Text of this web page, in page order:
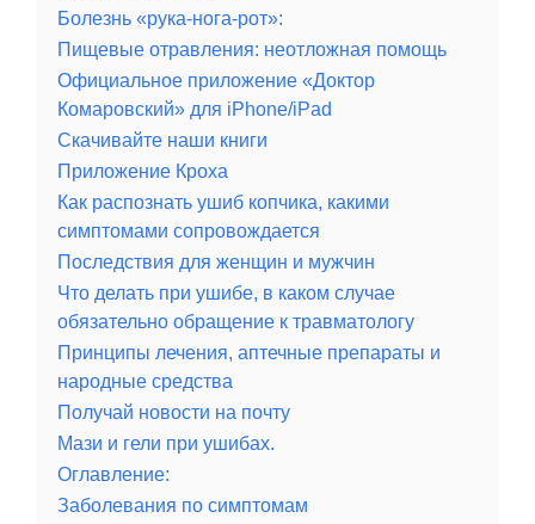
Болезнь «рука-нога-рот»:
Пищевые отравления: неотложная помощь
Официальное приложение «Доктор
Комаровский» для iPhone/iPad
Скачивайте наши книги
Приложение Кроха
Как распознать ушиб копчика, какими
симптомами сопровождается
Последствия для женщин и мужчин
Что делать при ушибе, в каком случае
обязательно обращение к травматологу
Принципы лечения, аптечные препараты и
народные средства
Получай новости на почту
Мази и гели при ушибах.
Оглавление:
Заболевания по симптомам